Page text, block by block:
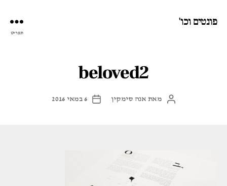
פונטים וכו'
תפריט
beloved2
המחבר
מאת אנה סימקין
תאריך
6 במאי 2016